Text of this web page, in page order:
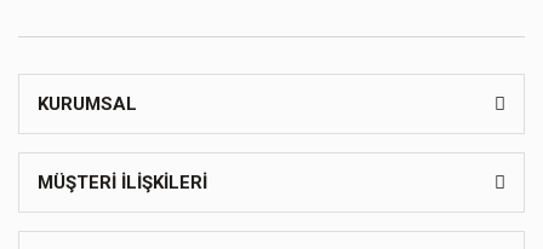
KURUMSAL
MÜŞTERİ İLİŞKİLERİ